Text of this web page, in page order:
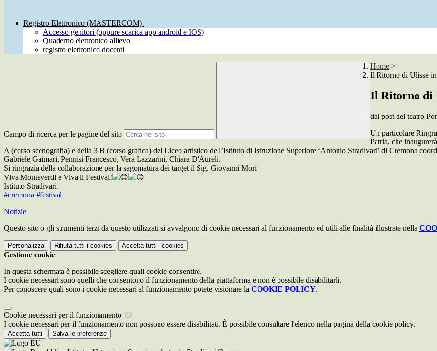
Registro Elettronico (MASTERCOM)
Accesso genitori (oppure scarica app android e IOS)
Quaderno elettronico allievo
registro elettronico docenti
Campo di ricerca per le pagine del sito
Home >
Il Ritorno di Ulisse
Il Ritorno di
dal post del teatro
Un particolare
Patria, che
A (corso scenografia) e della 3 B (corso grafica) del Liceo artistico dell’Istituto di Istruzione Superiore ‘Antonio Stradivari’ di Cremona
Gabriele Gaimari, Pennisi Francesco, Vera Lazzarini, Chiara D'Aureli.
Si ringrazia della collaborazione per la sagomatura dei target il Sig. Giovanni Mori
Viva Monteverdi e Viva il Festival!
Istituto Stradivari
#cremona #festival
Notizie
Questo sito o gli strumenti terzi da questo utilizzati si avvalgono di cookie necessari al funzionamento ed utili alle finalità illustrate nella
Personalizza Rifiuta tutti i cookies Accetta tutti i cookies
Gestione cookie
In questa schermata è possibile scegliere quali cookie consentire.
I cookie necessari sono quelli che consentono il funzionamento della piattaforma e non è possibile disabilitarli.
Per conoscere quali sono i cookie necessari al funzionamento potete visionare la COOKIE POLICY.
Cookie necessari per il funzionamento
I cookie necessari per il funzionamento non possono essere disabilitati. È possibile consultare l'elenco nella pagina della cookie policy.
Accetta tutti Salva le preferenze